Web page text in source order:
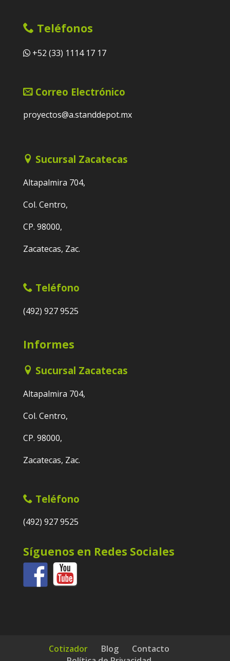
Teléfonos
+52 (33) 1114 17 17
Correo Electrónico
proyectos@a.standdepot.mx
Sucursal Zacatecas
Altapalmira 704,
Col. Centro,
CP. 98000,
Zacatecas, Zac.
Teléfono
(492) 927 9525
Informes
Sucursal Zacatecas
Altapalmira 704,
Col. Centro,
CP. 98000,
Zacatecas, Zac.
Teléfono
(492) 927 9525
Síguenos en Redes Sociales
Cotizador Blog
Contacto